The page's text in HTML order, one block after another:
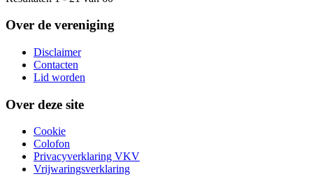
Over de vereniging
Disclaimer
Contacten
Lid worden
Over deze site
Cookie
Colofon
Privacyverklaring VKV
Vrijwaringsverklaring